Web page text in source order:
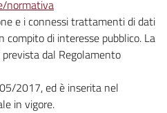
normativa
e i connessi trattamenti di dati
compito di interesse pubblico. La
dal Regolamento
2017, ed è inserita nel
in vigore.